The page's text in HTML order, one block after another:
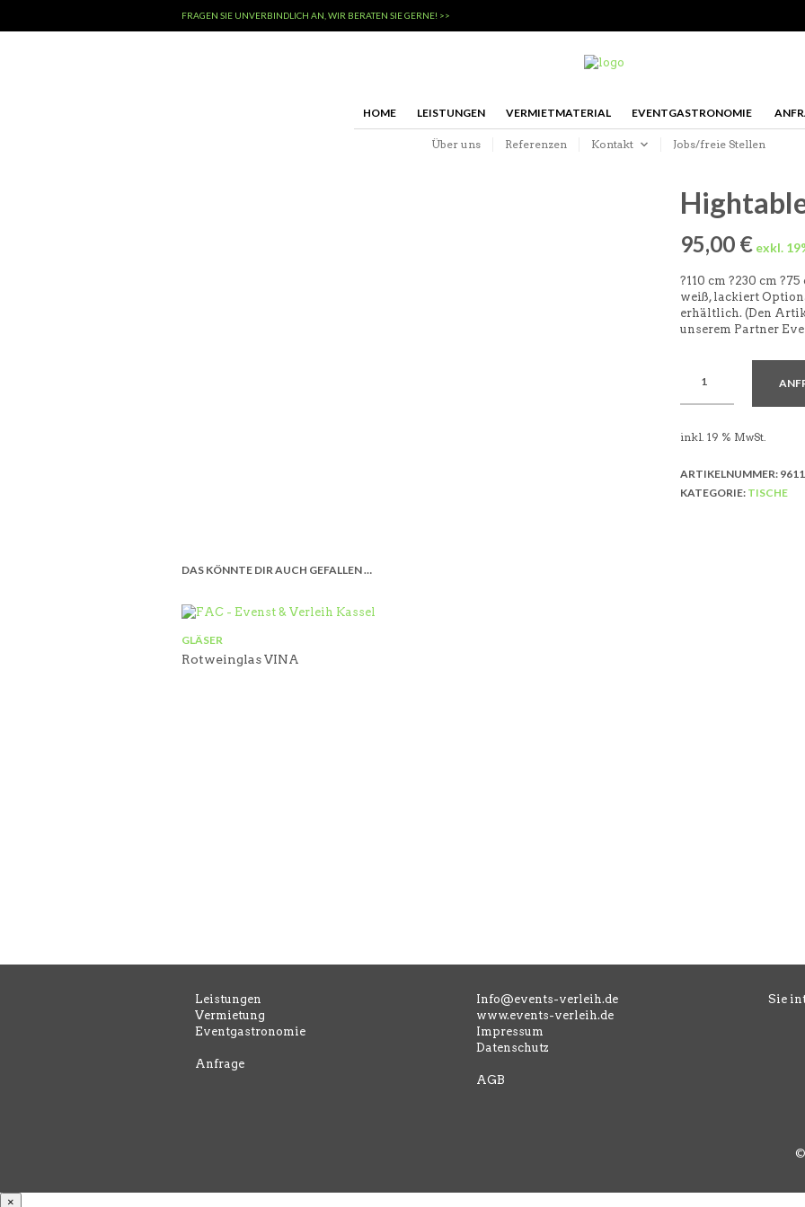
FRAGEN SIE UNVERBINDLICH AN, WIR BERATEN SIE GERNE! >>
HOME LEISTUNGEN VERMIETMATERIAL EVENTGASTRONOMIE
Über uns Referenzen Kontakt Jobs/freie Stellen
95,00 €
?110 cm ?230 cm
weiß, lackiert
erhältlich. (Den
unserem Partner
inkl. 19 % MwSt.
ARTIKELNUMMER:
KATEGORIE: TISCHE
DAS KÖNNTE DIR AUCH GEFALLEN …
GLÄSER
Rotweinglas VINA
Leistungen
Vermietung
Eventgastronomie
Anfrage
Info@events-verleih.de
www.events-verleih.de
Impressum
Datenschutz
AGB
Sie
×